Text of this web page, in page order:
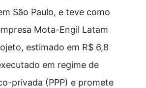
São Paulo, e teve como
Mota-Engil Latam
estimado em R$ 6,8
em regime de
privada (PPP) e promete